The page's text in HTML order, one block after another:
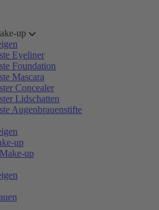
up
Eyeliner
Foundation
Mascara
Concealer
Lidschatten
Augenbrauenstifte
up
up